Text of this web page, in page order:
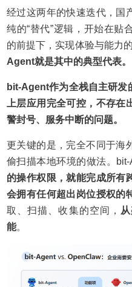
经过这两年的快速迭代，国
纯的“替代”逻辑，开始在贴
的前提下，实现体验与能力
Agent就是其中的典型代表。
bit-Agent作为全栈自主研发
上层应用完全可控，不存
警封号、服务中断的问题。
更关键的是，完全不同于海
偷扫描本地环境的做法。bit-
的操作权限，就能完成所有
会拥有任何超出岗位授权的
取、扫描、收集的空间，
能。